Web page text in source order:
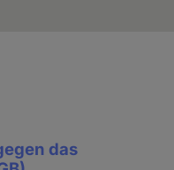
das